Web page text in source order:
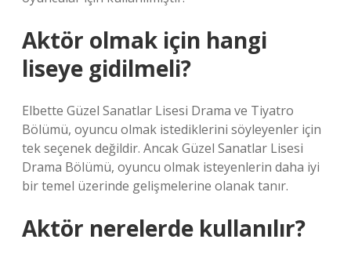
Aktör olmak için hangi
liseye gidilmeli?
Elbette Güzel Sanatlar Lisesi Drama ve Tiyatro
Bölümü, oyuncu olmak istediklerini söyleyenler için
tek seçenek değildir. Ancak Güzel Sanatlar Lisesi
Drama Bölümü, oyuncu olmak isteyenlerin daha iyi
bir temel üzerinde gelişmelerine olanak tanır.
Aktör nerelerde kullanılır?